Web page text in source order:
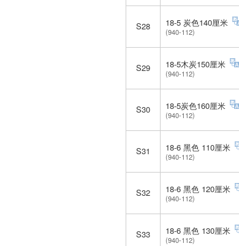
S28 18-5 炭色140厘米
(940-112)
S29 18-5木炭150厘米
(940-112)
S30 18-5炭色160厘米
(940-112)
S31 18-6 黑色 110厘米
(940-112)
S32 18-6 黑色 120厘米
(940-112)
S33 18-6 黑色 130厘米
(940-112)